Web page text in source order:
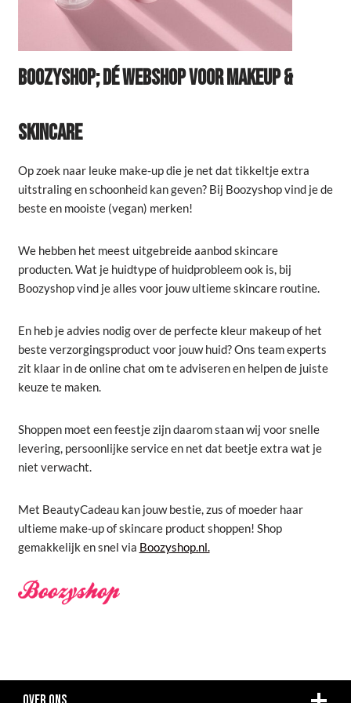
BOOZYSHOP; DÉ WEBSHOP VOOR MAKEUP &
SKINCARE
Op zoek naar leuke make-up die je net dat tikkeltje extra
uitstraling en schoonheid kan geven? Bij Boozyshop vind je de
beste en mooiste (vegan) merken!
We hebben het meest uitgebreide aanbod skincare
producten. Wat je huidtype of huidprobleem ook is, bij
Boozyshop vind je alles voor jouw ultieme skincare routine.
En heb je advies nodig over de perfecte kleur makeup of het
beste verzorgingsproduct voor jouw huid? Ons team experts
zit klaar in de online chat om te adviseren en helpen de juiste
keuze te maken.
Shoppen moet een feestje zijn daarom staan wij voor snelle
levering, persoonlijke service en net dat beetje extra wat je
niet verwacht.
Met BeautyCadeau kan jouw bestie, zus of moeder haar
ultieme make-up of skincare product shoppen! Shop
gemakkelijk en snel via Boozyshop.nl.